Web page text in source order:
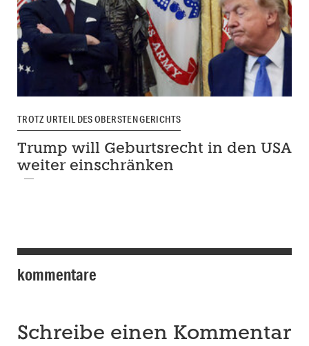
TROTZ URTEIL DES OBERSTEN GERICHTS
Trump will Geburtsrecht in den USA
weiter einschränken
kommentare
Schreibe einen Kommentar